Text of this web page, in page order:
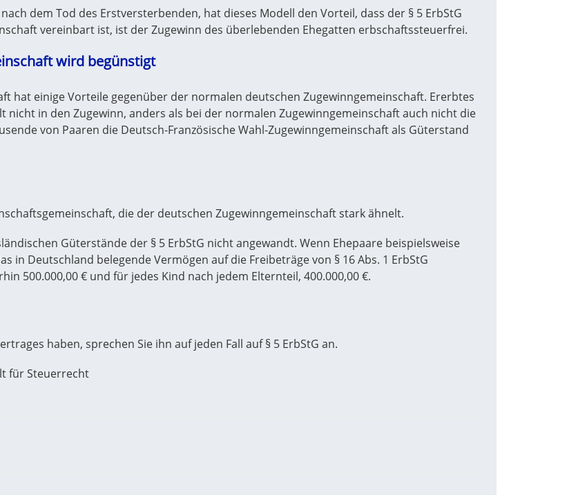
dem Tod des Erstversterbenden, hat dieses Modell den Vorteil, dass der § 5 ErbStG
vereinbart ist, ist der Zugewinn des überlebenden Ehegatten erbschaftssteuerfrei.
wird begünstigt
hat einige Vorteile gegenüber der normalen deutschen Zugewinngemeinschaft. Ererbtes
in den Zugewinn, anders als bei der normalen Zugewinngemeinschaft auch nicht die
von Paaren die Deutsch-Französische Wahl-Zugewinngemeinschaft als Güterstand
die der deutschen Zugewinngemeinschaft stark ähnelt.
Güterstände der § 5 ErbStG nicht angewandt. Wenn Ehepaare beispielsweise
in Deutschland belegende Vermögen auf die Freibeträge von § 16 Abs. 1 ErbStG
500.000,00 € und für jedes Kind nach jedem Elternteil, 400.000,00 €.
haben, sprechen Sie ihn auf jeden Fall auf § 5 ErbStG an.
für Steuerrecht